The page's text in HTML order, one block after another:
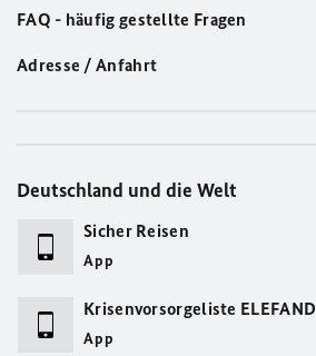
FAQ - häufig gestellte Fragen
Adresse / Anfahrt
Deutschland und die Welt
Sicher Reisen
App
Krisenvorsorgeliste ELEFAND
App